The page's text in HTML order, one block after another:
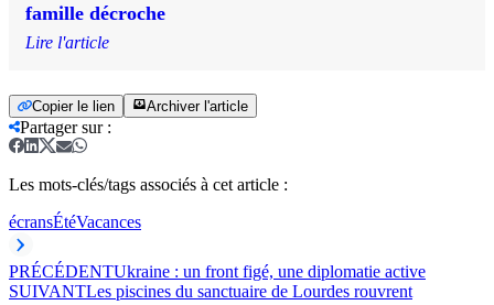
famille décroche
Lire l'article
Copier le lien Archiver l'article
Partager sur:
Les mots-clés/tags associés à cet article :
écransÉtéVacances
PRÉCÉDENTUkraine : un front figé, une diplomatie active
SUIVANTLes piscines du sanctuaire de Lourdes rouvrent